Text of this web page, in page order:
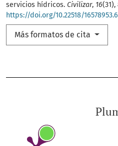
servicios hídricos. Civilizar, 16(31),
https://doi.org/10.22518/
Más formatos de cita